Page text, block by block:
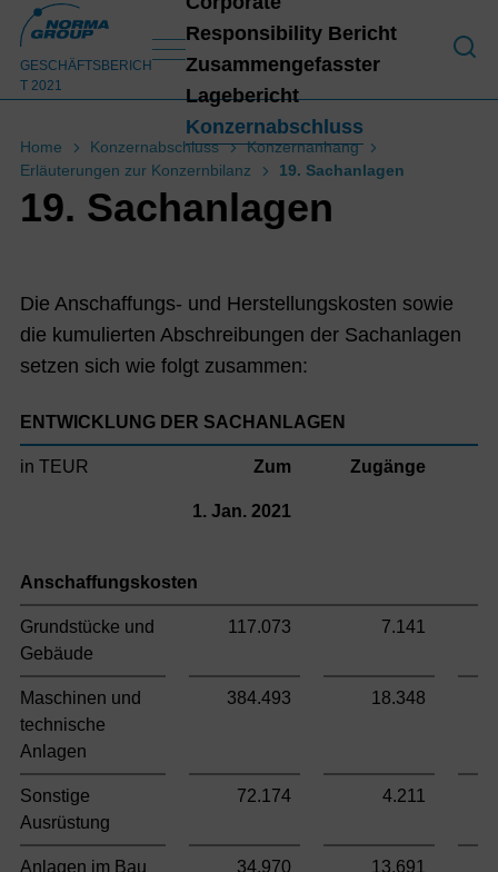
GESCHÄFTSBERICH
T 2021
An
Responsibility Bericht
Zusammengefasster
Lagebericht
Konzernabschluss
Home Konzernabschluss
Konzernanhang
Erläuterungen zur Konzernbilanz
19. Sachanlagen
19. Sachanlagen
Die Anschaffungs- und Herstellungskosten sowie
die kumulierten Abschreibungen der Sachanlagen
setzen sich wie folgt zusammen:
ENTWICKLUNG DER SACHANLAGEN
in TEUR Zum
1. Jan. 2021
Zugänge
Anschaffungskosten
Grundstücke und
Gebäude
117.073 7.141
Maschinen und
technische
Anlagen
384.493 18.348
Sonstige
Ausrüstung
72.174 4.211
Anlagen im Bau 34.970 13.691